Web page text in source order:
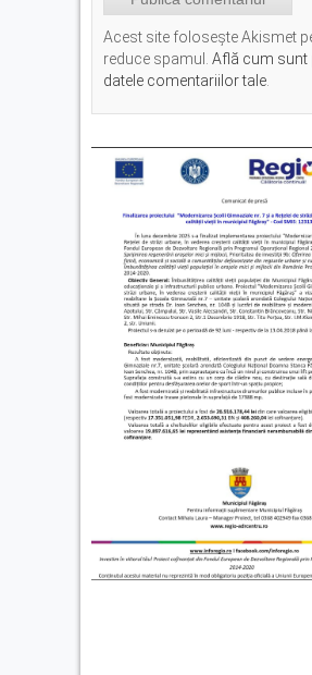
Acest site folosește Akismet
reduce spamul. Află cum sunt
datele comentariilor tale.